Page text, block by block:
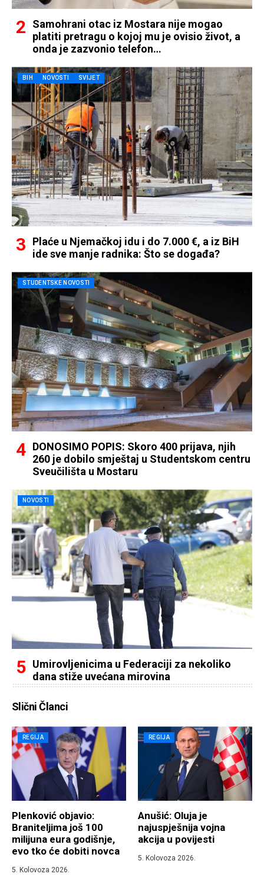
Samohrani otac iz Mostara nije mogao
platiti pretragu o kojoj mu je ovisio život, a
onda je zazvonio telefon…
BIH NOVOSTI SVIJET
Plaće u Njemačkoj idu i do 7.000 €, a iz BiH
ide sve manje radnika: Što se događa?
STUDENTSKE NOVOSTI
DONOSIMO POPIS: Skoro 400 prijava, njih
260 je dobilo smještaj u Studentskom centru
Sveučilišta u Mostaru
NOVOSTI
Umirovljenicima u Federaciji za nekoliko
dana stiže uvećana mirovina
Slični Članci
REGIJA
Plenković objavio:
Braniteljima još 100
milijuna eura godišnje,
evo tko će dobiti novca
5. Kolovoza 2026.
REGIJA
Anušić: Oluja je
najuspješnija vojna
akcija u povijesti
5. Kolovoza 2026.